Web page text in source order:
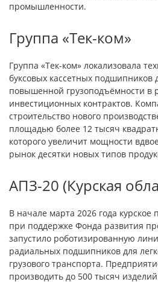
промышленности.
Группа «Тек-ком»
Группа «Тек-ком» локализовала
буксовых кассетных подшипников
повышенной грузоподъёмности в
инвестиционных контрактов.
строительство нового
площадью более 12 тысяч
которого увеличит мощности
рынок десятки новых типов
АПЗ-20 (Курская
В начале марта 2026 года курское
при поддержке Фонда развития
запустило роботизированную
радиальных подшипников для
грузового транспорта.
производить до 500 тысяч